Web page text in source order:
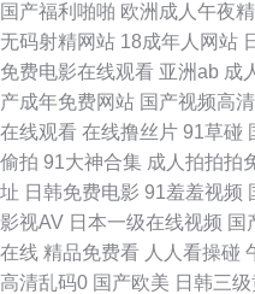
锋影音毛片 东京热九九精品 亚洲
视频 婷婷黄色大网站 国产午夜
一区二区 阿v视频在线免费观看
网站久永性爱 超碰自拍欧美 亚洲
国产福利啪啪 欧洲成人午夜
无码射精网站 18成年人网站
免费电影在线观看 亚洲ab 成
产成年免费网站 国产视频高
在线观看 在线撸丝片 91草碰
偷拍 91大神合集 成人拍拍拍
址 日韩免费电影 91羞羞视频
影视AV 日本一级在线视频 国
在线 精品免费看 人人看操碰
高清乱码0 国产欧美 日韩三